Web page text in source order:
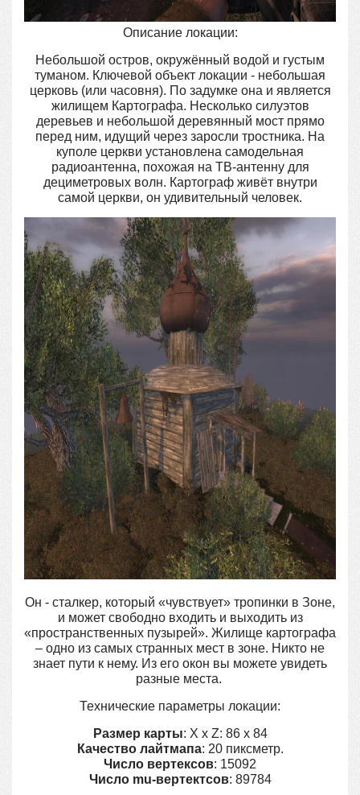
Описание локации:
Небольшой остров, окружённый водой и густым
туманом. Ключевой объект локации - небольшая
церковь (или часовня). По задумке она и является
жилищем Картографа. Несколько силуэтов
деревьев и небольшой деревянный мост прямо
перед ним, идущий через заросли тростника. На
куполе церкви установлена самодельная
радиоантенна, похожая на ТВ-антенну для
дециметровых волн. Картограф живёт внутри
самой церкви, он удивительный человек.
Он - сталкер, который «чувствует» тропинки в Зоне,
и может свободно входить и выходить из
«пространственных пузырей». Жилище картографа
– одно из самых странных мест в зоне. Никто не
знает пути к нему. Из его окон вы можете увидеть
разные места.
Технические параметры локации:
Размер карты: X x Z: 86 x 84
Качество лайтмапа: 20 пиксметр.
Число вертексов: 15092
Число mu-вертектсов: 89784